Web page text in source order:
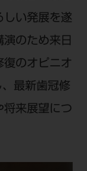
しい発展を遂
演のため来日
復のオピニオ
最新歯冠修
将来展望につ
ら